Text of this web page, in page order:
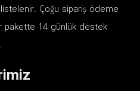
Çoğu sipariş ödeme
pakette 14 günlük destek